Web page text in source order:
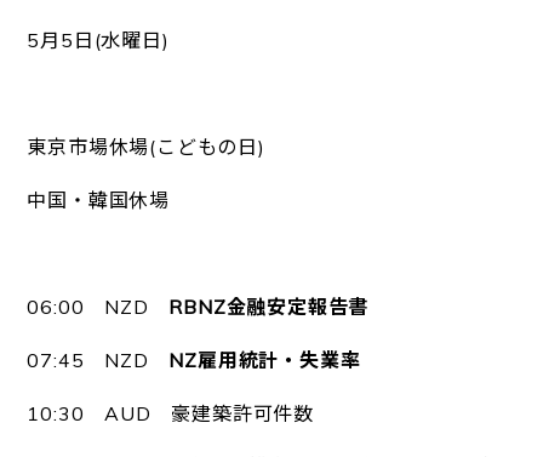
5月5日(水曜日)
東京市場休場(こどもの日)
中国・韓国休場
06:00 NZD RBNZ金融安定報告書
07:45 NZD NZ雇用統計・失業率
10:30 AUD 豪建築許可件数